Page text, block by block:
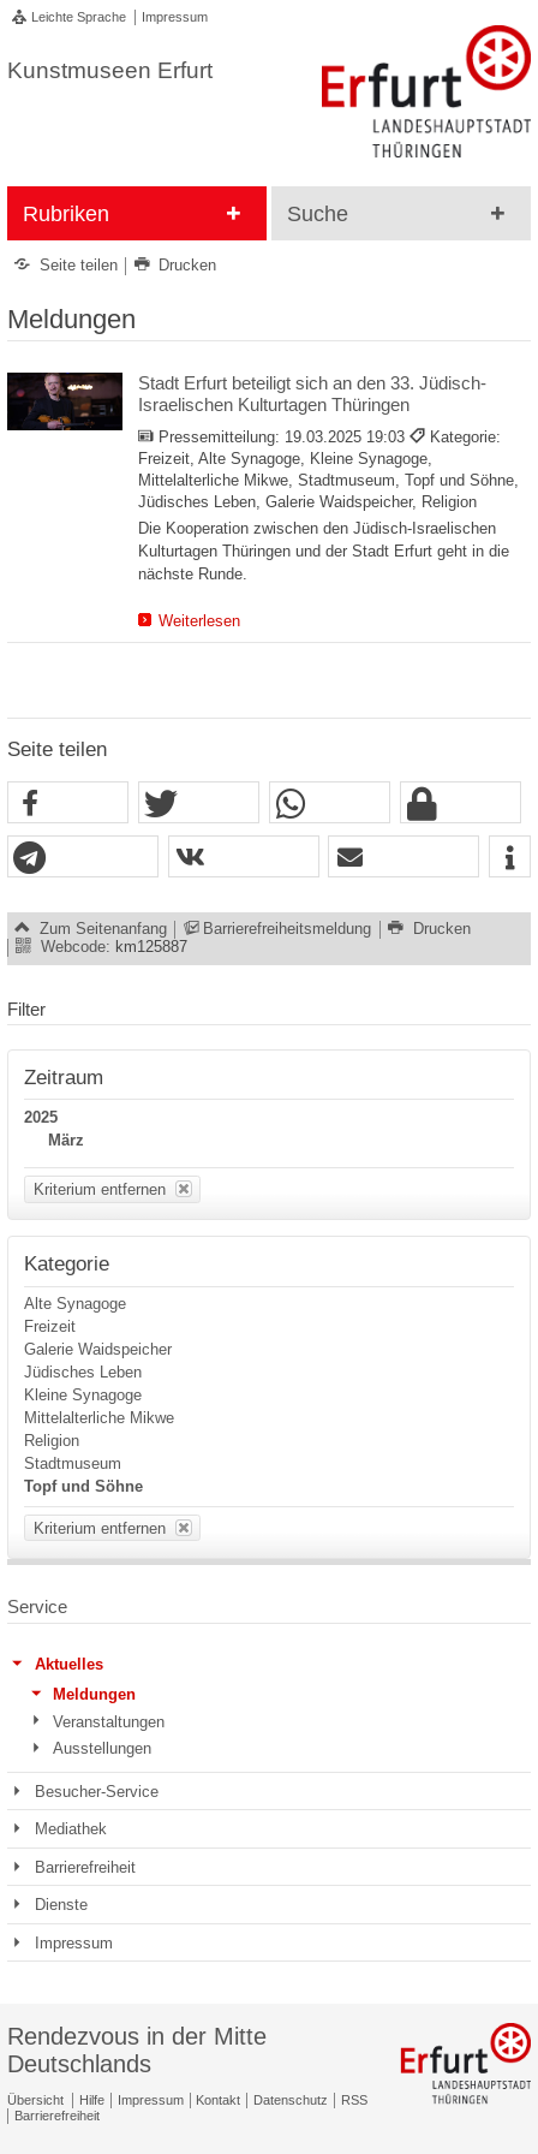
Leichte Sprache Impressum
Kunstmuseen Erfurt
Rubriken Suche
Seite teilen Drucken
Meldungen
Stadt Erfurt beteiligt sich an den 33. Jüdisch-
Israelischen Kulturtagen Thüringen
Pressemitteilung: 19.03.2025 19:03
Kategorie:
Freizeit, Alte Synagoge, Kleine Synagoge,
Mittelalterliche Mikwe, Stadtmuseum, Topf und Söhne,
Jüdisches Leben, Galerie Waidspeicher, Religion
Die Kooperation zwischen den Jüdisch-Israelischen
Kulturtagen Thüringen und der Stadt Erfurt geht in die
nächste Runde.
Weiterlesen
Seite teilen
Zum Seitenanfang Barrierefreiheitsmeldung
Drucken
Webcode: km125887
Filter
Zeitraum
2025
März
Kriterium entfernen
Kategorie
Alte Synagoge
Freizeit
Galerie Waidspeicher
Jüdisches Leben
Kleine Synagoge
Mittelalterliche Mikwe
Religion
Stadtmuseum
Topf und Söhne
Kriterium entfernen
Service
Aktuelles
Meldungen
Veranstaltungen
Ausstellungen
Besucher-Service
Mediathek
Barrierefreiheit
Dienste
Impressum
Rendezvous in der Mitte
Deutschlands
Übersicht Hilfe Impressum Kontakt Datenschutz
RSS
Barrierefreiheit